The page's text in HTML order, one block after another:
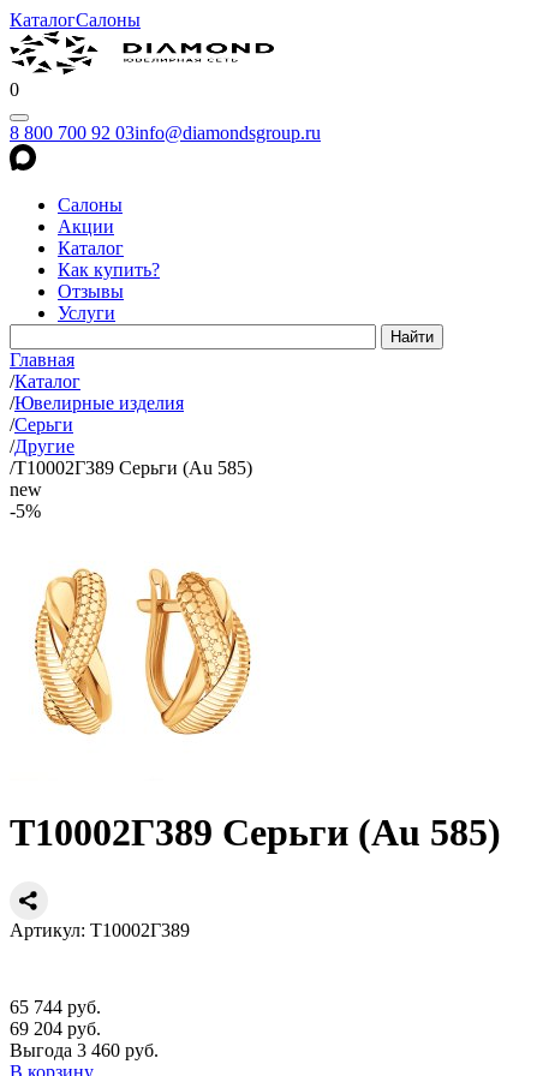
КаталогСалоны
0
8 800 700 92 03info@diamondsgroup.ru
Салоны
Акции
Каталог
Как купить?
Отзывы
Услуги
Главная
/Каталог
/Ювелирные изделия
/Серьги
/Другие
/Т10002Г389 Серьги (Au 585)
new
-5%
Т10002Г389 Серьги (Au 585)
Артикул: Т10002Г389
65 744 руб.
69 204 руб.
Выгода 3 460 руб.
В корзину